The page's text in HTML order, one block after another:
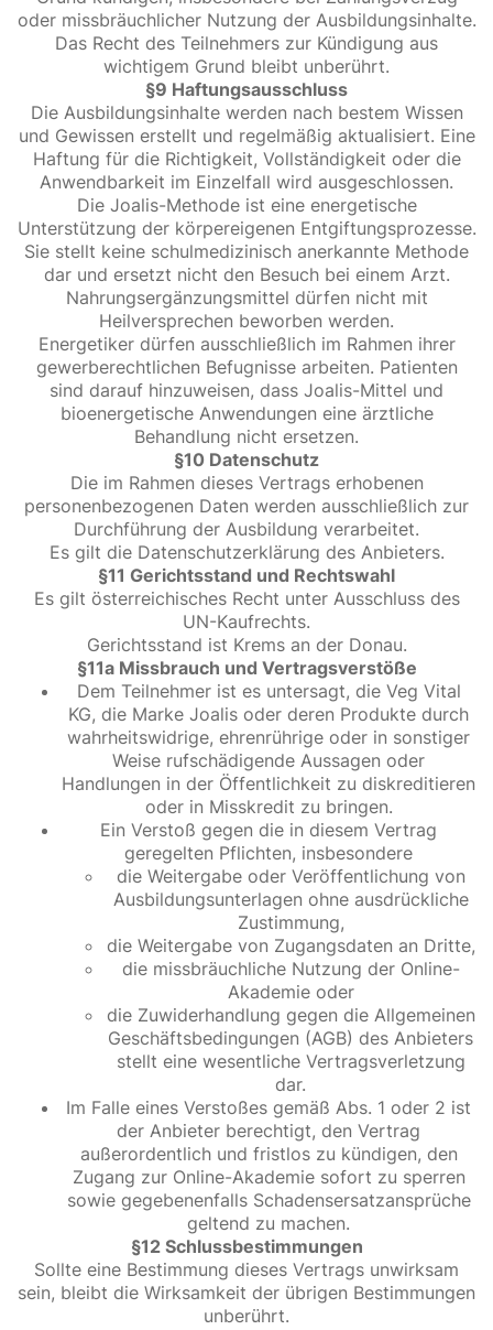
oder missbräuchlicher Nutzung der Ausbildungsinhalte.
Das Recht des Teilnehmers zur Kündigung aus
wichtigem Grund bleibt unberührt.
§9 Haftungsausschluss
Die Ausbildungsinhalte werden nach bestem Wissen
und Gewissen erstellt und regelmäßig aktualisiert. Eine
Haftung für die Richtigkeit, Vollständigkeit oder die
Anwendbarkeit im Einzelfall wird ausgeschlossen.
Die Joalis-Methode ist eine energetische
Unterstützung der körpereigenen Entgiftungsprozesse.
Sie stellt keine schulmedizinisch anerkannte Methode
dar und ersetzt nicht den Besuch bei einem Arzt.
Nahrungsergänzungsmittel dürfen nicht mit
Heilversprechen beworben werden.
Energetiker dürfen ausschließlich im Rahmen ihrer
gewerberechtlichen Befugnisse arbeiten. Patienten
sind darauf hinzuweisen, dass Joalis-Mittel und
bioenergetische Anwendungen eine ärztliche
Behandlung nicht ersetzen.
§10 Datenschutz
Die im Rahmen dieses Vertrags erhobenen
personenbezogenen Daten werden ausschließlich zur
Durchführung der Ausbildung verarbeitet.
Es gilt die Datenschutzerklärung des Anbieters.
§11 Gerichtsstand und Rechtswahl
Es gilt österreichisches Recht unter Ausschluss des
UN-Kaufrechts.
Gerichtsstand ist Krems an der Donau.
§11a Missbrauch und Vertragsverstöße
Dem Teilnehmer ist es untersagt, die Veg Vital
KG, die Marke Joalis oder deren Produkte durch
wahrheitswidrige, ehrenrührige oder in sonstiger
Weise rufschädigende Aussagen oder
Handlungen in der Öffentlichkeit zu diskreditieren
oder in Misskredit zu bringen.
Ein Verstoß gegen die in diesem Vertrag
geregelten Pflichten, insbesondere
die Weitergabe oder Veröffentlichung von
Ausbildungsunterlagen ohne ausdrückliche
Zustimmung,
die Weitergabe von Zugangsdaten an Dritte,
die missbräuchliche Nutzung der Online-
Akademie oder
die Zuwiderhandlung gegen die Allgemeinen
Geschäftsbedingungen (AGB) des Anbieters
stellt eine wesentliche Vertragsverletzung
dar.
Im Falle eines Verstoßes gemäß Abs. 1 oder 2 ist
der Anbieter berechtigt, den Vertrag
außerordentlich und fristlos zu kündigen, den
Zugang zur Online-Akademie sofort zu sperren
sowie gegebenenfalls Schadensersatzansprüche
geltend zu machen.
§12 Schlussbestimmungen
Sollte eine Bestimmung dieses Vertrags unwirksam
sein, bleibt die Wirksamkeit der übrigen Bestimmungen
unberührt.